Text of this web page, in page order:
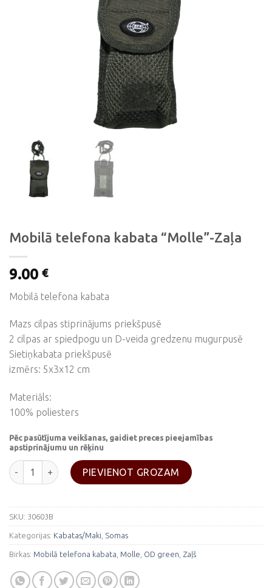
Mobilā telefona kabata “Molle”-Zaļa
9.00 €
Mobilā telefona kabata
Mazs cilpas stiprinājums priekšpusē
2 cilpas ar spiedpogu un D-veida gredzenu mugurpusē
Sietiņkabata priekšpusē
izmērs: 5x3x12 cm
Materiāls:
100% poliesters
Pēc pasūtījuma veikšanas, gaidiet preces pieejamības
apstiprinājumu un rēķinu
Mobilā telefona kabata "Molle"-Zaļa daudzums
PIEVIENOT GROZAM
SKU: 30603B
Kategorijas: Kabatas/Maki Somas
Birkas: Mobilā telefona kabata Molle OD green Zaļš